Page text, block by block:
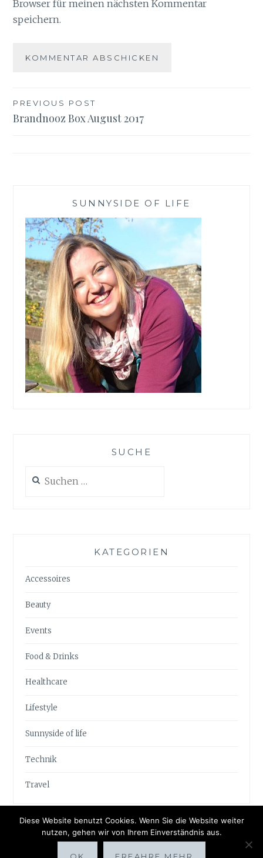
Browser für meinen nächsten Kommentar
speichern.
Beitragsnavigation
PREVIOUS POST
Brandnooz Box August 2017
SUNNYSIDE OF LIFE
SUCHE
nach:
KATEGORIEN
Accessoires
Beauty
Events
Food & Drinks
Healthcare
Lifestyle
Sunnyside of life
Technik
Travel
Diese Website benutzt Cookies. Wenn Sie die Website weiter
nutzen, gehen wir von Ihrem Einverständnis aus.